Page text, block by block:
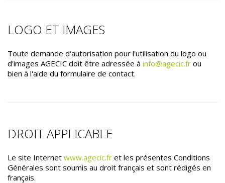
LOGO ET IMAGES
Toute demande d'autorisation pour l'utilisation du logo ou
d'images AGECIC doit être adressée à info@agecic.fr ou
bien à l'aide du formulaire de contact.
DROIT APPLICABLE
Le site Internet www.agecic.fr et les présentes Conditions
Générales sont soumis au droit français et sont rédigés en
français.